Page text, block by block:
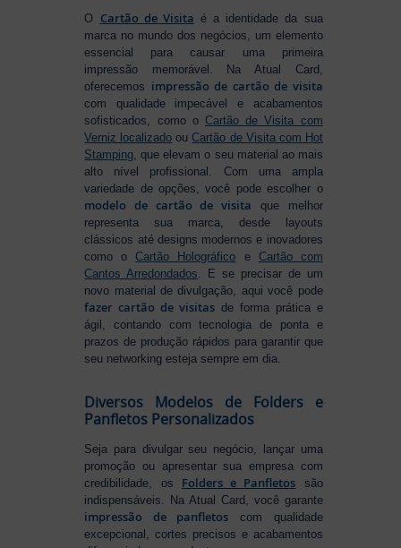
O Cartão de Visita é a identidade da sua
marca no mundo dos negócios, um elemento
essencial para causar uma primeira
impressão memorável. Na Atual Card,
oferecemos impressão de cartão de visita
com qualidade impecável e acabamentos
sofisticados, como o Cartão de Visita com
Verniz localizado ouCartão de Visita com Hot
Stamping, que elevam o seu material ao mais
alto nível profissional. Com uma ampla
variedade de opções, você pode escolher o
modelo de cartão de visita que melhor
representa sua marca, desde layouts
clássicos até designs modernos e inovadores
como oCartão Holográfico e Cartão com
Cantos Arredondados. E se precisar de um
novo material de divulgação, aqui você pode
fazer cartão de visitas de forma prática e
ágil, contando com tecnologia de ponta e
prazos de produção rápidos para garantir que
seu networking esteja sempre em dia.
Diversos Modelos de Folders e
Panfletos Personalizados
Seja para divulgar seu negócio, lançar uma
promoção ou apresentar sua empresa com
credibilidade, os Folders e Panfletos são
indispensáveis. Na Atual Card, você garante
impressão de panfletos com qualidade
excepcional, cortes precisos e acabamentos